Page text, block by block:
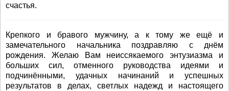
счастья.
Крепкого и бравого мужчину, а к тому же ещё и
замечательного начальника поздравляю с днём
рождения. Желаю Вам неиссякаемого энтузиазма и
больших сил, отменного руководства идеями и
подчинёнными, удачных начинаний и успешных
результатов в делах, светлых надежд и настоящего